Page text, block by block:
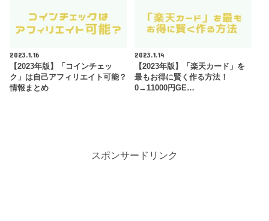
2023.1.16
【2023年版】「コインチェッ
ク」は自己アフィリエイト可能？
情報まとめ
2023.1.14
【2023年版】「楽天カード」を
最もお得に賢く作る方法！
0→11000円GE…
スポンサードリンク